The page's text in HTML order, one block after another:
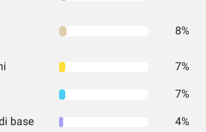
8%
7%
7%
base 4%